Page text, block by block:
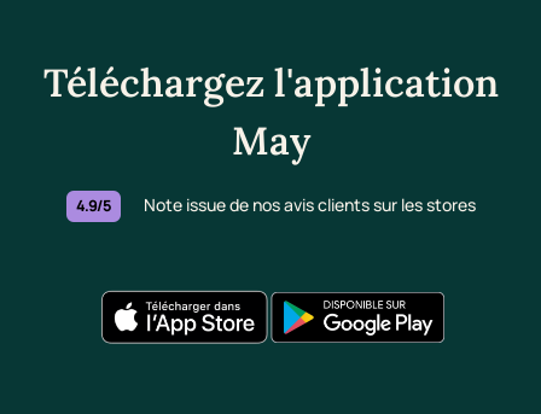
Téléchargez l'application
May
4.9/5 Note issue de nos avis clients sur les stores